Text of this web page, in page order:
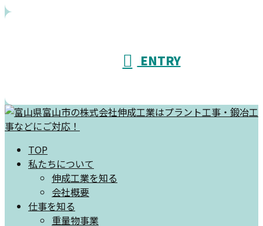
ENTRY
TOP
私たちについて
伸成工業を知る
会社概要
仕事を知る
重量物事業